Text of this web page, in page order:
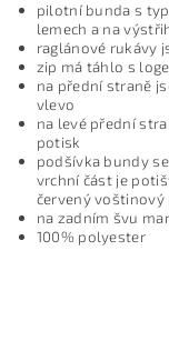
pilotní bunda s
lemech a na
raglánové rukávy
zip má táhlo s
na přední straně
vlevo
na levé přední
potisk
podšívka bundy
vrchní část je
červený voštinový
na zadním švu
100% polyester